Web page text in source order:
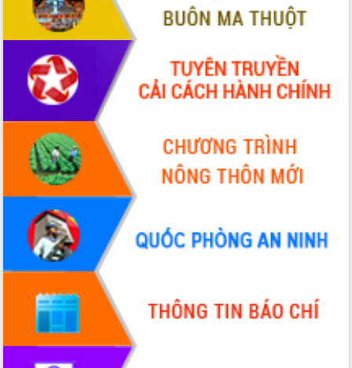
tỉnh Đắk Lắk thông qua các nghị quyết
quan trọng
Thống nhất danh sách giới thiệu ứng
cử đại biểu Quốc hội khoá XVI và đại
biểu HĐND tỉnh Đắk Lắk, nhiệm kỳ
2026-2031
Phát động hai phong trào thi đua quan
trọng trong kỷ nguyên mới
Hội nghị lần thứ tư Ban Chỉ đạo công
tác bầu cử tỉnh Đắk Lắk
Hội nghị Báo cáo viên Trung ương
tháng 01/2026
Phó Thủ tướng Hồ Quốc Dũng đánh giá
cao kết quả Chiến dịch Quang Trung
tại Đắk Lắk
Hội nghị Ban Chấp hành Đảng bộ tỉnh
Đắk Lắk lần thứ 2 (mở rộng)
Tập trung giải phóng mặt bằng, đẩy
nhanh tiến độ Tuyến đường bộ ven
Gỡ khó, khởi công xây dựng, sửa chữa